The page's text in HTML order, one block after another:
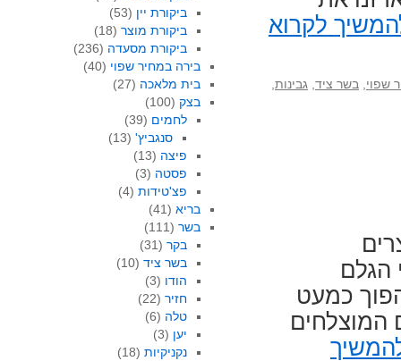
לקרוא
שפוי בשר ציד גבינות
הגלם
כמעט
המוצלחים
ביקורת יין (53)
ביקורת מוצר (18)
ביקורת מסעדה (236)
בירה במחיר שפוי (40)
בית מלאכה (27)
בצק(100)
לחמים (39)
סנגביץ'(13)
פיצה (13)
פסטה (3)
פצ'טידות (4)
בריא(41)
בשר(111)
בקר (31)
בשר ציד (10)
הודו (3)
חזיר (22)
טלה (6)
יען (3)
נקניקיות (18)